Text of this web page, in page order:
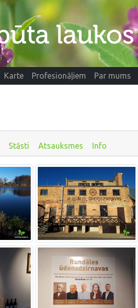
Karte Profesionāļiem Par mums
Stāsti Atsauksmes Info